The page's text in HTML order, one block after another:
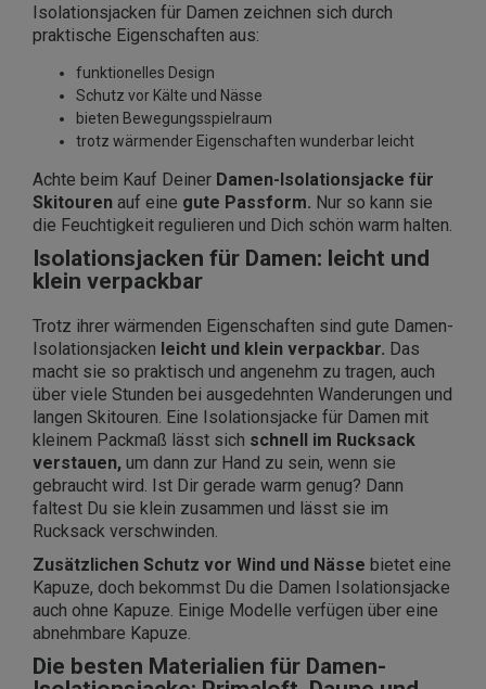
Isolationsjacken für Damen zeichnen sich durch
praktische Eigenschaften aus:
funktionelles Design
Schutz vor Kälte und Nässe
bieten Bewegungsspielraum
trotz wärmender Eigenschaften wunderbar leicht
Achte beim Kauf Deiner Damen-Isolationsjacke für
Skitouren auf eine gute Passform. Nur so kann sie
die Feuchtigkeit regulieren und Dich schön warm halten.
Isolationsjacken für Damen: leicht und
klein verpackbar
Trotz ihrer wärmenden Eigenschaften sind gute Damen-
Isolationsjacken leicht und klein verpackbar. Das
macht sie so praktisch und angenehm zu tragen, auch
über viele Stunden bei ausgedehnten Wanderungen und
langen Skitouren. Eine Isolationsjacke für Damen mit
kleinem Packmaß lässt sich schnell im Rucksack
verstauen, um dann zur Hand zu sein, wenn sie
gebraucht wird. Ist Dir gerade warm genug? Dann
faltest Du sie klein zusammen und lässt sie im
Rucksack verschwinden.
Zusätzlichen Schutz vor Wind und Nässe bietet eine
Kapuze, doch bekommst Du die Damen Isolationsjacke
auch ohne Kapuze. Einige Modelle verfügen über eine
abnehmbare Kapuze.
Die besten Materialien für Damen-